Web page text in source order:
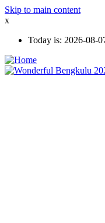
Skip to main content
x
Today is: 2026-08-